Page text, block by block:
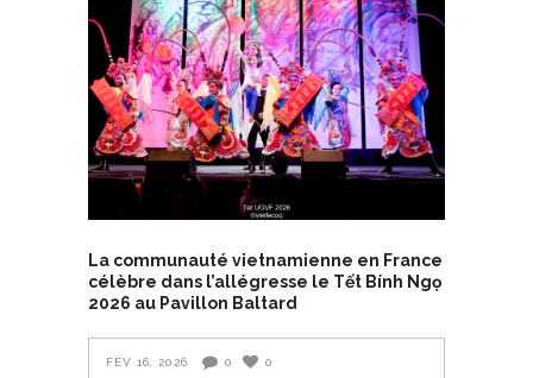
La communauté vietnamienne en France
célèbre dans l’allégresse le Tết Bính Ngọ
2026 au Pavillon Baltard
FÉV 16, 2026 0 0